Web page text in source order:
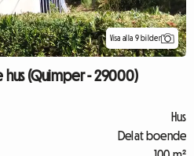
Visa alla 9 bilder
(Quimper - 29000)
Hus
Delat boende